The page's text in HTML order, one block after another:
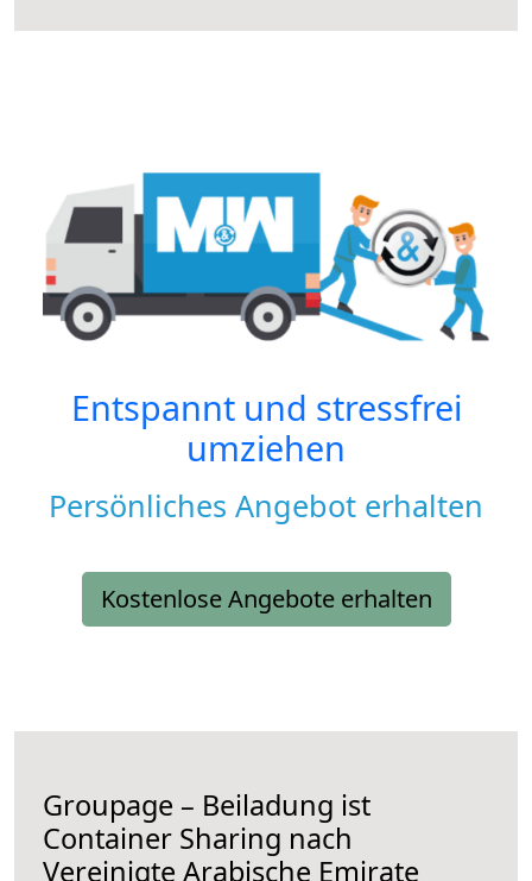
Entspannt und stressfrei
umziehen
Persönliches Angebot erhalten
Kostenlose Angebote erhalten
Groupage – Beiladung ist
Container Sharing nach
Vereinigte Arabische Emirate